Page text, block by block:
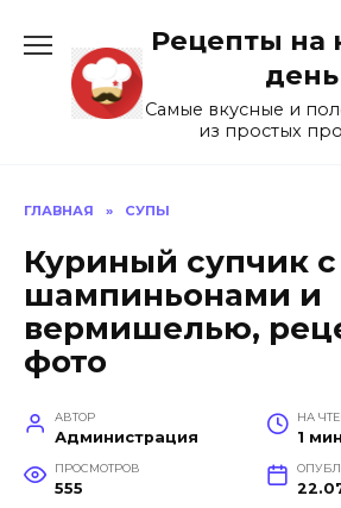
содержанию
Рецепты на
день
Самые вкусные и
из простых
ГЛАВНАЯ » СУПЫ
Куриный супчик с
шампиньонами и
вермишелью,
фото
АВТОР
Администрация
НА
1 мин
ПРОСМОТРОВ
555